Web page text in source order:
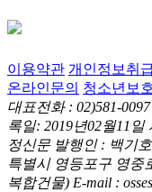
이용약관 개인정보취
온라인문의 청소년보
대표전화 : 02)581-0097
록일: 2019년02월11일
정신문 발행인 : 백기호
특별시 영등포구 영중
복합건물) E-mail :